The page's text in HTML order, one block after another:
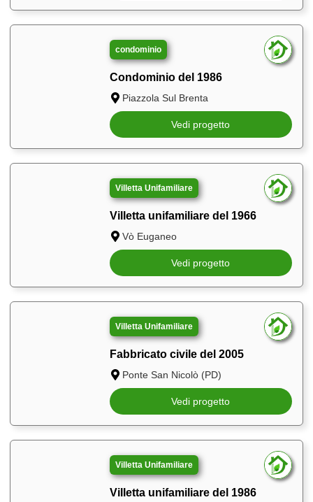
condominio
Condominio del 1986
Piazzola Sul Brenta
Vedi progetto
Villetta Unifamiliare
Villetta unifamiliare del 1966
Vò Euganeo
Vedi progetto
Villetta Unifamiliare
Fabbricato civile del 2005
Ponte San Nicolò (PD)
Vedi progetto
Villetta Unifamiliare
Villetta unifamiliare del 1986